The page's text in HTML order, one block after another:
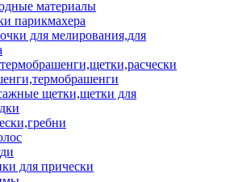
материалы
парикмахера
для мелирования,для
щетки,щетки для
для прически